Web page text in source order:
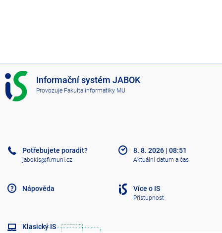
I
S
J
Informační systém JABOK
Provozuje Fakulta informatiky MU
Potřebujete poradit?
jabokis@fi.muni.cz
Nápověda
Klasický IS
8. 8. 2026 | 08:51
Aktuální datum a čas
Více o IS
Přístupnost